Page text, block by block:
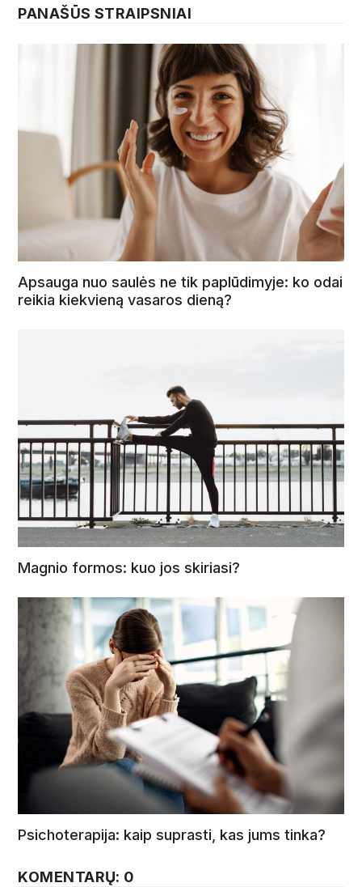
PANAŠŪS STRAIPSNIAI
Apsauga nuo saulės ne tik paplūdimyje: ko odai
reikia kiekvieną vasaros dieną?
Magnio formos: kuo jos skiriasi?
Psichoterapija: kaip suprasti, kas jums tinka?
KOMENTARŲ: 0